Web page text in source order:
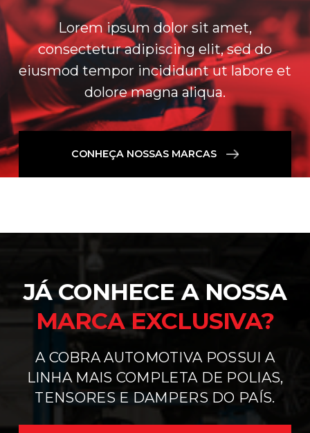
Lorem ipsum dolor sit amet,
consectetur adipiscing elit, sed do
eiusmod tempor incididunt ut labore et
dolore magna aliqua.
CONHEÇA NOSSAS MARCAS
JÁ CONHECE A NOSSA
MARCA EXCLUSIVA?
A COBRA AUTOMOTIVA POSSUI A
LINHA MAIS COMPLETA DE POLIAS,
TENSORES E DAMPERS DO PAÍS.